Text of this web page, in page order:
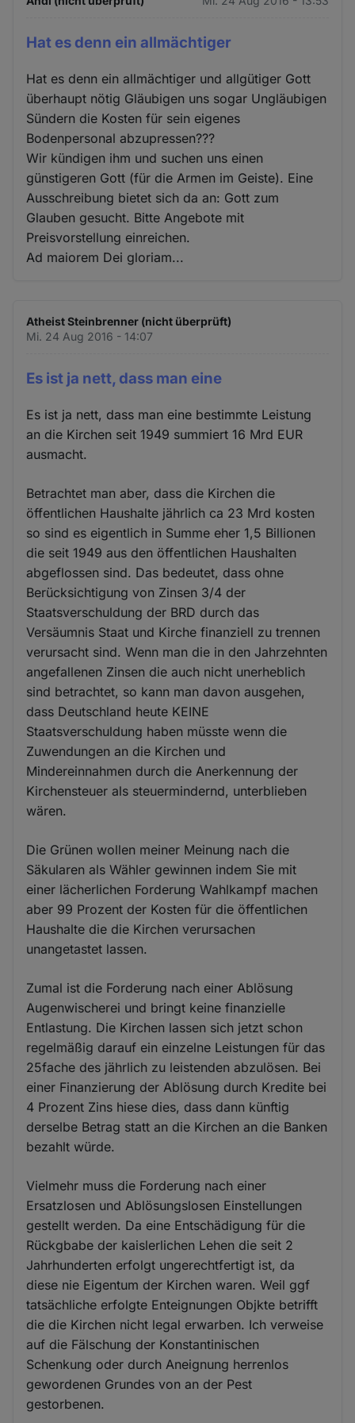
Hat es denn ein allmächtiger
Hat es denn ein allmächtiger und allgütiger Gott
überhaupt nötig Gläubigen uns sogar Ungläubigen
Sündern die Kosten für sein eigenes
Bodenpersonal abzupressen???
Wir kündigen ihm und suchen uns einen
günstigeren Gott (für die Armen im Geiste). Eine
Ausschreibung bietet sich da an: Gott zum
Glauben gesucht. Bitte Angebote mit
Preisvorstellung einreichen.
Ad maiorem Dei gloriam...
Atheist Steinbrenner (nicht überprüft)
Mi. 24 Aug 2016 - 14:07
Es ist ja nett, dass man eine
Es ist ja nett, dass man eine bestimmte Leistung
an die Kirchen seit 1949 summiert 16 Mrd EUR
ausmacht.
Betrachtet man aber, dass die Kirchen die
öffentlichen Haushalte jährlich ca 23 Mrd kosten
so sind es eigentlich in Summe eher 1,5 Billionen
die seit 1949 aus den öffentlichen Haushalten
abgeflossen sind. Das bedeutet, dass ohne
Berücksichtigung von Zinsen 3/4 der
Staatsverschuldung der BRD durch das
Versäumnis Staat und Kirche finanziell zu trennen
verursacht sind. Wenn man die in den Jahrzehnten
angefallenen Zinsen die auch nicht unerheblich
sind betrachtet, so kann man davon ausgehen,
dass Deutschland heute KEINE
Staatsverschuldung haben müsste wenn die
Zuwendungen an die Kirchen und
Mindereinnahmen durch die Anerkennung der
Kirchensteuer als steuermindernd, unterblieben
wären.
Die Grünen wollen meiner Meinung nach die
Säkularen als Wähler gewinnen indem Sie mit
einer lächerlichen Forderung Wahlkampf machen
aber 99 Prozent der Kosten für die öffentlichen
Haushalte die die Kirchen verursachen
unangetastet lassen.
Zumal ist die Forderung nach einer Ablösung
Augenwischerei und bringt keine finanzielle
Entlastung. Die Kirchen lassen sich jetzt schon
regelmäßig darauf ein einzelne Leistungen für das
25fache des jährlich zu leistenden abzulösen. Bei
einer Finanzierung der Ablösung durch Kredite bei
4 Prozent Zins hiese dies, dass dann künftig
derselbe Betrag statt an die Kirchen an die Banken
bezahlt würde.
Vielmehr muss die Forderung nach einer
Ersatzlosen und Ablösungslosen Einstellungen
gestellt werden. Da eine Entschädigung für die
Rückgbabe der kaislerlichen Lehen die seit 2
Jahrhunderten erfolgt ungerechtfertigt ist, da
diese nie Eigentum der Kirchen waren. Weil ggf
tatsächliche erfolgte Enteignungen Objkte betrifft
die die Kirchen nicht legal erwarben. Ich verweise
auf die Fälschung der Konstantinischen
Schenkung oder durch Aneignung herrenlos
gewordenen Grundes von an der Pest
gestorbenen.